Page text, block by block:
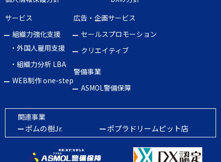
サービス
組織力強化支援
・外国人雇用支援
・組織力分析 LBA
WEB制作 one-step
広告・企画サービス
セールスプロモーション
クリエイティブ
警備事業
ASMOL警備保障
関連事業
ポムの樹Jr. ポプラドリームピット店